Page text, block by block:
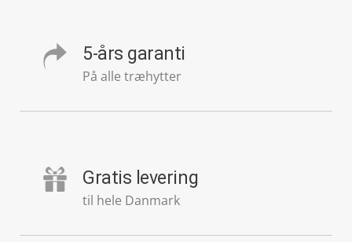
5-års garanti
På alle træhytter
Gratis levering
til hele Danmark